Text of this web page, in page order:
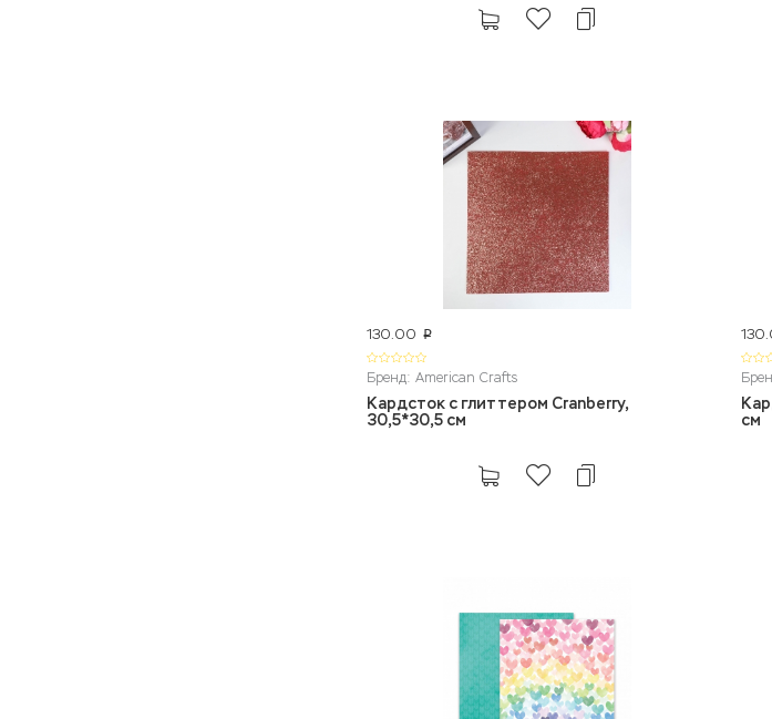
130.00 p
Бренд: American Crafts
Кардсток с глиттером Cranberry,
30,5*30,5 см
см